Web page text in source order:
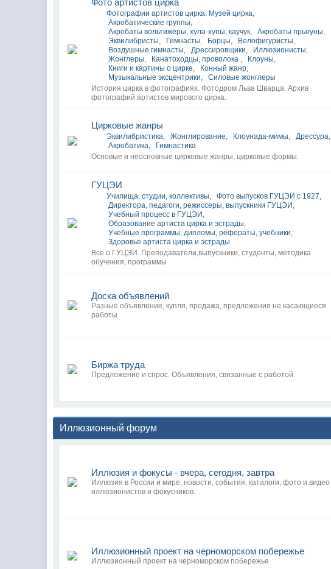
Фото артистов цирка
Фотографии артистов цирка. Музей цирка,
Акробатические группы,
Акробаты вольтижеры, хула-хупы, каучук, Акробаты прыгуны,
Эквилибристы, Гимнасты, Борцы, Велофигуристы,
Воздушные гимнасты, Дрессировщики, Иллюзионисты,
Жонглеры, Канатоходцы, проволока , Клоуны,
Книги и картины о цирке, Конный жанр,
Музыкальные эксцентрики,
Силовые жонглеры
История цирка в фотографиях. Фотодром Льва Шварца. Архив
фотографий артистов мирового цирка.
Цирковые жанры
Эквилибристика, Жонглирование, Клоунада-мимы, Дрессура,
Акробатика,
Гимнастика
Основые и неосновные цирковые жанры, цирковые формы.
ГУЦЭИ
Училища, студии, коллективы, Фото выпусков ГУЦЭИ с 1927,
Директора, педагоги, режиссеры, выпускники ГУЦЭИ ,
Учебный процесс в ГУЦЭИ ,
Образование артиста цирка и эстрады,
Учебные программы, дипломы, рефераты, учебники,
Здоровье артиста цирка и эстрады
Все о ГУЦЭИ. Преподаватели,выпускники, студенты, методика
обучения, программы
Доска объявлений
Разные объявление, купля, продажа, предложения не касающиеся
работы
Биржа труда
Предложение и спрос. Объявления, связанные с работой.
Иллюзионный форум
Иллюзия и фокусы - вчера, сегодня, завтра
Иллюзия в России и мире, новости, события, каталоги, фото и видео
иллюзионистов и фокусников.
Иллюзионный проект на черноморском побережье
Иллюзионный проект на черноморском побережье